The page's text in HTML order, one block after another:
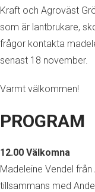
Kraft och Agroväst
som är lantbrukare,
frågor kontakta
senast 18 november.
Varmt välkommen!
PROGRAM
12.00 Välkomna
Madeleine Vendel
tillsammans med